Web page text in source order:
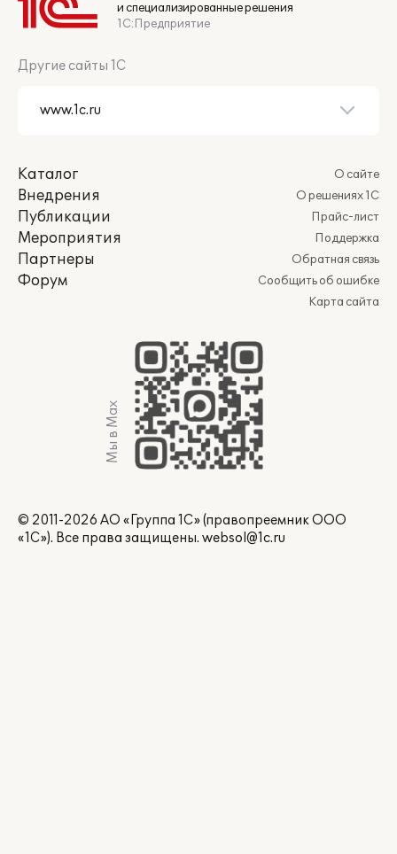
и специализированные решения
1С:Предприятие
Другие сайты 1С
Каталог
Внедрения
Публикации
Мероприятия
Партнеры
Форум
О сайте
О решениях 1С
Прайс-лист
Поддержка
Обратная связь
Сообщить об ошибке
Карта сайта
Мы в Max
© 2011-2026 АО «Группа 1С» (правопреемник ООО
«1С»). Все права защищены. websol@1c.ru